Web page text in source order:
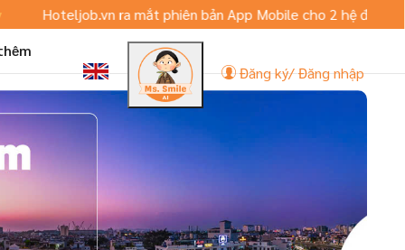
Hoteljob.vn ra mắt phiên bản App Mobile cho 2 hệ điều hành
Đăng ký/ Đăng nhập